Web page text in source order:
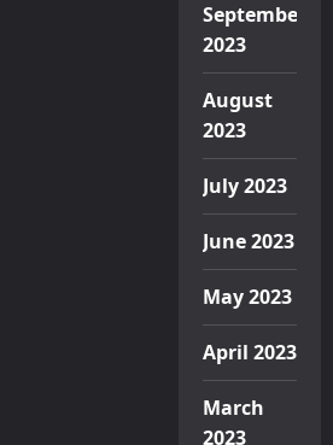
September
2023
August
2023
July 2023
June 2023
May 2023
April 2023
March
2023